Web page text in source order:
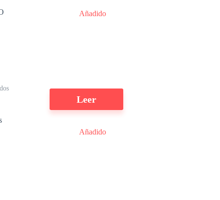
Añadido
Leer
Añadido